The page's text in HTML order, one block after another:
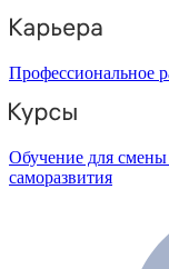
Профессиональное
Обучение для смены
саморазвития